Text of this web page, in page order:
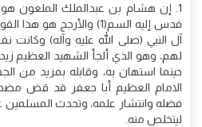
1. إن هشام بن عبدالملك الملعون هو
فدس إليه السم(1) والأرجح
آل النبي (صلى الله عليه وآله) وكانت
لهم، وهو الذي ألجأ الشهيد العظيم
حينما استهان به، وقابله بمزيد من
الامام العظيم أبا جعفر قد قض
فضله وانتشار علمه، وتحدث المسلمين
ليتخلص منه.